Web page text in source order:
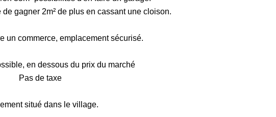
gagner 2m² de plus en cassant une cloison.
un commerce, emplacement sécurisé.
en dessous du prix du marché
Pas de taxe
situé dans le village.